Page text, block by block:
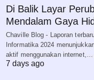
Di Balik Layar
Mendalam Gaya
Chaville Blog - Laporan
Informatika 2024
aktif menggunakan internet,…
7 days ago